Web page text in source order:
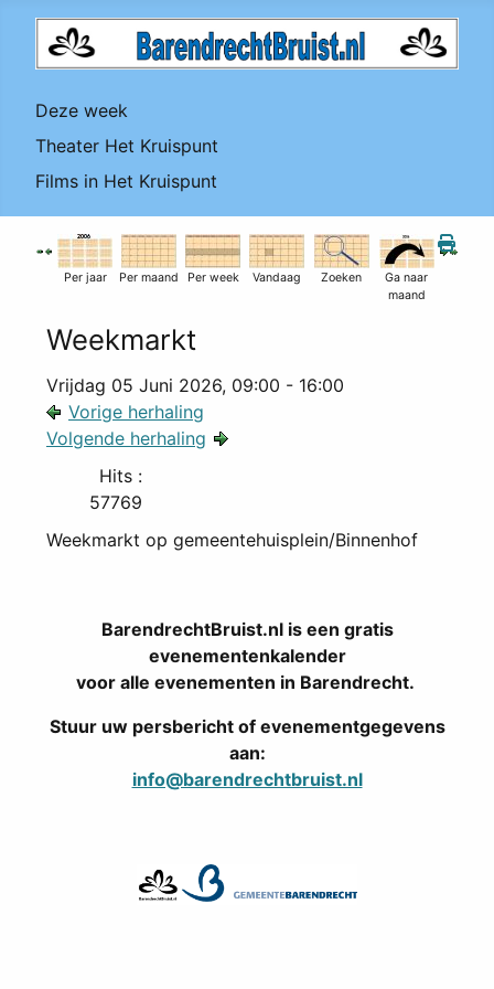
Deze week
Theater Het Kruispunt
Films in Het Kruispunt
Per jaar Per maand Per week Vandaag Zoeken
Ga naar
maand
Weekmarkt
Vrijdag 05 Juni 2026, 09:00 - 16:00
Vorige herhaling
Volgende herhaling
Hits :
57769
Weekmarkt op gemeentehuisplein/Binnenhof
BarendrechtBruist.nl is een gratis
evenementenkalender
voor alle evenementen in Barendrecht.
Stuur uw persbericht of evenementgegevens
aan:
info@barendrechtbruist.nl